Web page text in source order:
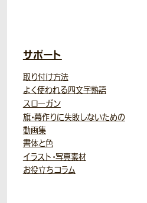
サポート
取り付け方法
よく使われる四文字熟語
スローガン
旗・幕作りに失敗しないための
動画集
書体と色
イラスト・写真素材
お役立ちコラム